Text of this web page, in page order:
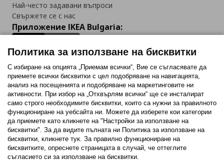
Най-често задавани въпроси
Свържете се с нас
Приложение IKEA Bulgaria:
Последвайте ни:
FacebookTwitterYoutubePinterestInstagram
Политика за използване на бисквитки (Cookies)
Политика за използване на бисквитки
С избиране на опцията „Приемам всички“, Вие се съгласявате да
приемете всички бисквитки с цел подобряване на навигацията,
анализ на посещенията и подобряване на маркетинговите ни
активности. При избор на „Отхвърлям всички“ ще се инсталират
само строго необходимитe бисквитки, които са нужни за правилното
функциониране на уебсайта ни. Можете да изберете кои категории
да приемете като кликнете на "Настройки за използване на
бисквитки". За да видите пълната ни Политика за използване на
бисквитки, кликнете тук. За правилно функциониране на
бисквитките, опреснете страницата в случай, че оттеглите
съгласието си за използване на бисквитки.